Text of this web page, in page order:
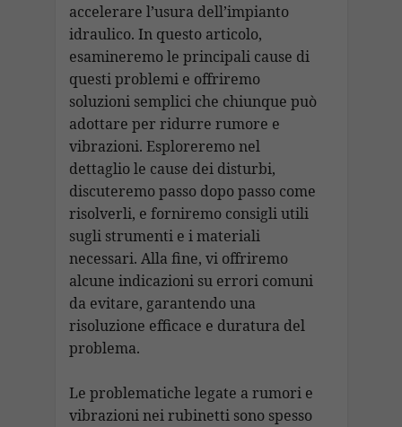
accelerare l’usura dell’impianto
idraulico. In questo articolo,
esamineremo le principali cause di
questi problemi e offriremo
soluzioni semplici che chiunque può
adottare per ridurre rumore e
vibrazioni. Esploreremo nel
dettaglio le cause dei disturbi,
discuteremo passo dopo passo come
risolverli, e forniremo consigli utili
sugli strumenti e i materiali
necessari. Alla fine, vi offriremo
alcune indicazioni su errori comuni
da evitare, garantendo una
risoluzione efficace e duratura del
problema.
Le problematiche legate a rumori e
vibrazioni nei rubinetti sono spesso